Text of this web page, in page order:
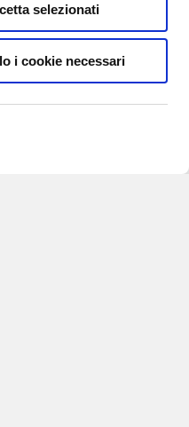
selezionati
i cookie necessari